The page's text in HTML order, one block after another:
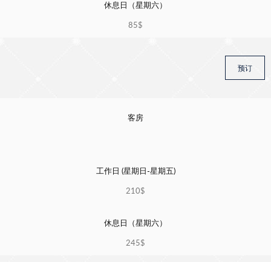
休息日（星期六）
85$
预订
客房
工作日 (星期日-星期五)
210$
休息日（星期六）
245$